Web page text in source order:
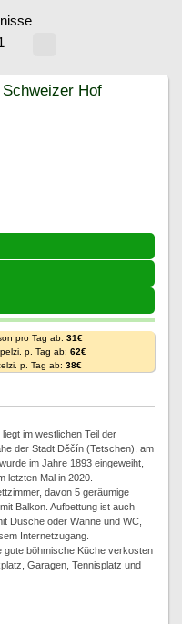
Hof
pro Tag ab: 31€
p. Tag ab: 62€
p. Tag ab: 38€
im westlichen Teil der
der Stadt Děčín (Tetschen), am
im Jahre 1893 eingeweiht,
letzten Mal in 2020.
davon 5 geräumige
Balkon. Aufbettung ist auch
Dusche oder Wanne und WC,
Internetzugang.
gute böhmische Küche verkosten
Garagen, Tennisplatz und